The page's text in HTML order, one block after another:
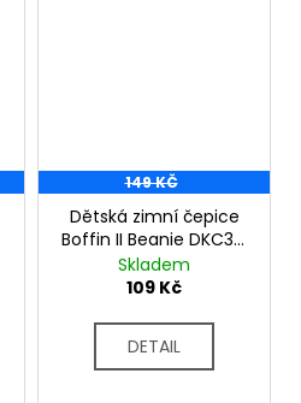
149 KČ
Dětská zimní čepice
Boffin II Beanie DKC321
black olive green
Skladem
109 Kč
DETAIL